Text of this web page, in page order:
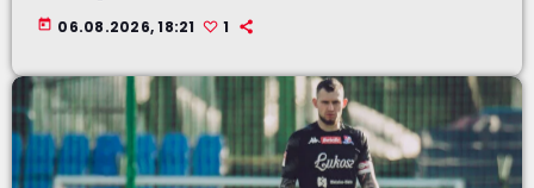
today 06.08.2026, 18:21 1